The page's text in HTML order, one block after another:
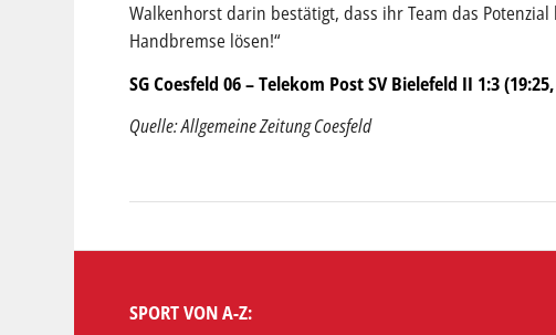
Walkenhorst darin bestätigt, dass ihr Team das
Handbremse lösen!“
SG Coesfeld 06 – Telekom Post SV Bielefeld II 1:3
Quelle: Allgemeine Zeitung Coesfeld
SPORT VON A-Z: